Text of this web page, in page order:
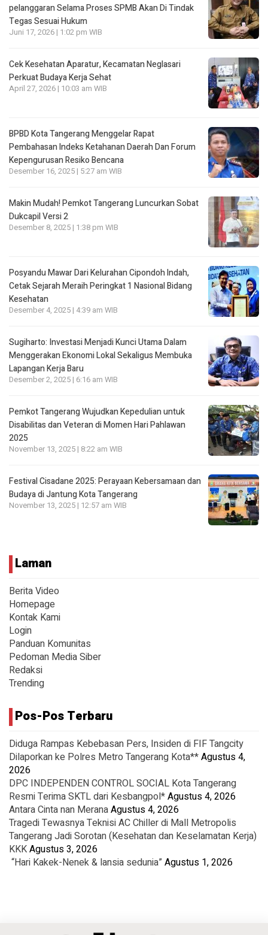
pelanggaran Selama Proses SPMB Akan Di Tindak
Tegas Sesuai Hukum
Juni 17, 2026 | 1:02 pm WIB
Cek Kesehatan Aparatur, Kecamatan Neglasari
Perkuat Budaya Kerja Sehat
April 27, 2026 | 10:03 am WIB
BPBD Kota Tangerang Menggelar Rapat
Pembahasan lndeks Ketahanan Daerah Dan Forum
Kepengurusan Resiko Bencana
Desember 16, 2025 | 5:27 am WIB
Makin Mudah! Pemkot Tangerang Luncurkan Sobat
Dukcapil Versi 2
Desember 8, 2025 | 1:38 pm WIB
Posyandu Mawar Dari Kelurahan Cipondoh lndah,
Cetak Sejarah Meraih Peringkat 1 Nasional Bidang
Kesehatan
Desember 4, 2025 | 4:39 am WIB
Sugiharto: Investasi Menjadi Kunci Utama Dalam
Menggerakan Ekonomi Lokal Sekaligus Membuka
Lapangan Kerja Baru
Desember 2, 2025 | 6:16 am WIB
Pemkot Tangerang Wujudkan Kepedulian untuk
Disabilitas dan Veteran di Momen Hari Pahlawan
2025
November 13, 2025 | 8:22 am WIB
Festival Cisadane 2025: Perayaan Kebersamaan dan
Budaya di Jantung Kota Tangerang
November 13, 2025 | 12:57 am WIB
Laman
Berita Video
Homepage
Kontak Kami
Login
Panduan Komunitas
Pedoman Media Siber
Redaksi
Trending
Pos-Pos Terbaru
Diduga Rampas Kebebasan Pers, Insiden di FIF Tangcity
Dilaporkan ke Polres Metro Tangerang Kota**Agustus 4,
2026
DPC INDEPENDEN CONTROL SOCIAL Kota Tangerang
Resmi Terima SKTL dari Kesbangpol*Agustus 4, 2026
Antara Cinta nan MeranaAgustus 4, 2026
Tragedi Tewasnya Teknisi AC Chiller di Mall Metropolis
Tangerang Jadi Sorotan (Kesehatan dan Keselamatan Kerja)
KKKAgustus 3, 2026
“Hari Kakek-Nenek & lansia sedunia”Agustus 1, 2026